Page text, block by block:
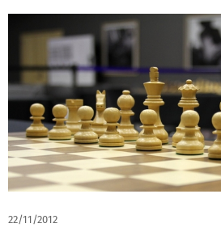
22/11/2012